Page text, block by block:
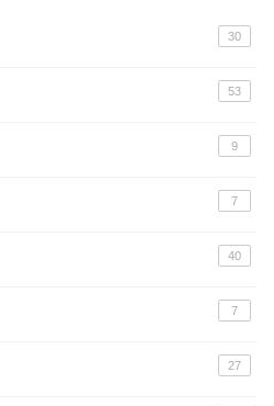
30
53
9
7
40
7
27